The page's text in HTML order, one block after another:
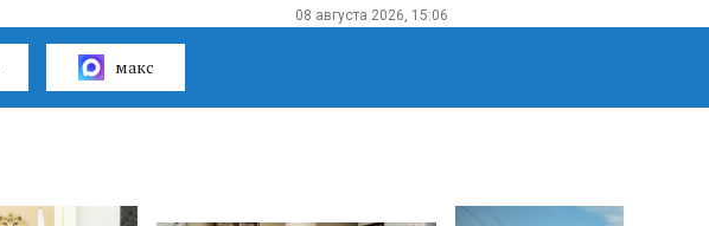
08 августа 2026, 15:06
макс